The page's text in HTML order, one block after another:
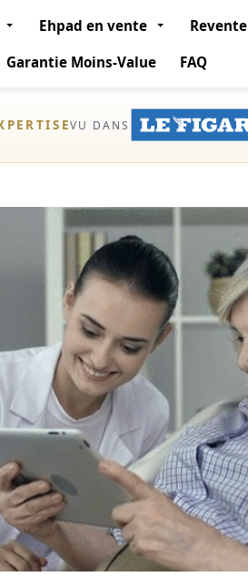
Ehpad en vente Revente
Garantie Moins-Value
FAQ
VU DANS